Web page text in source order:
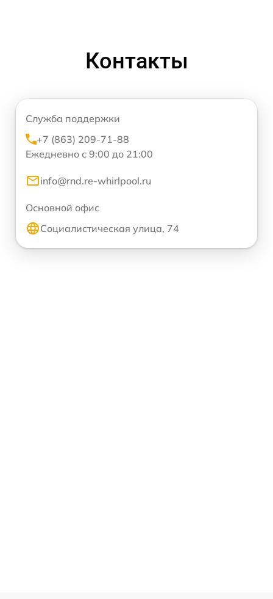
Контакты
Служба поддержки
+7 (863) 209-71-88
Ежедневно с 9:00 до 21:00
info@rnd.re-whirlpool.ru
Основной офис
Социалистическая улица, 74